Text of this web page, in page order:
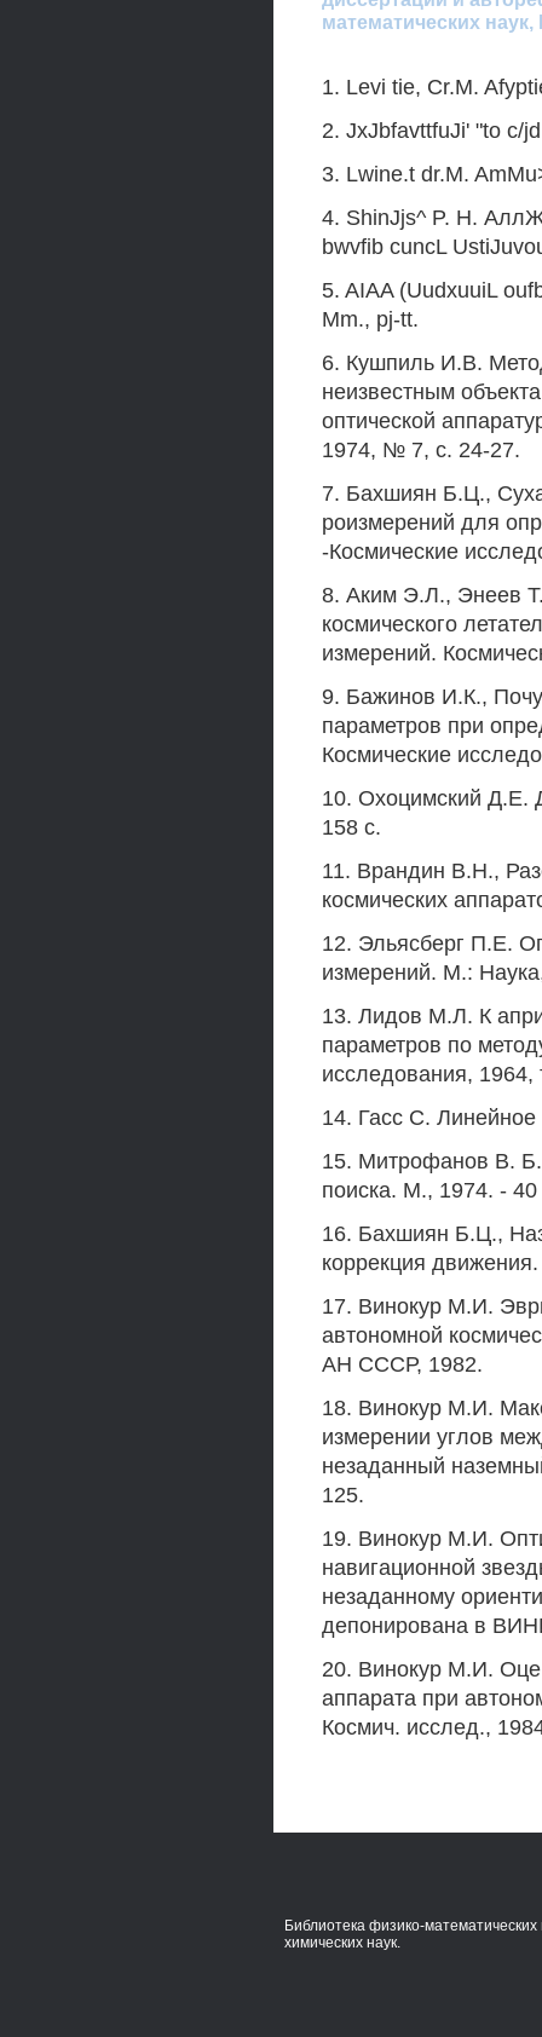
математических
1. Levi tie, Сr.M.
2. JxJbfavttfuJi' "to c/
3. Lwine.t dr.M.
4. ShinJjs^ P. H.
bwvfib cuncL
5. AIAA (UudxuuiL
Mm., pj-tt.
6. Кушпиль И.В.
неизвестным
оптической
1974, № 7, с. 24-27.
7. Бахшиян Б.Ц.,
роизмерений для
-Космические
8. Аким Э.Л., Энеев
космического
измерений.
9. Бажинов И.К.,
параметров при
Космические
10. Охоцимский Д.Е.
158 с.
11. Врандин В.Н.,
космических
12. Эльясберг П.Е.
измерений. М.:
13. Лидов М.Л. К
параметров по
исследования,
14. Гасс С.
15. Митрофанов В. Б.
поиска. М., 1974. -
16. Бахшиян Б.Ц.,
коррекция
17. Винокур М.И.
автономной
АН СССР, 1982.
18. Винокур М.И.
измерении углов
незаданный
125.
19. Винокур М.И.
навигационной
незаданному
депонирована в
20. Винокур М.И.
аппарата при
Космич. исслед.,
Библиотека физико-математических
химических наук.